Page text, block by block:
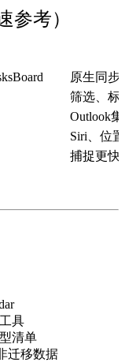
参考）
原生同步
筛选、标
Outlook
Siri、位
捕捉更快
具
清单
迁移数据